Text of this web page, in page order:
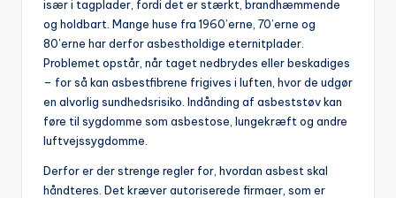
især i tagplader, fordi det er stærkt, brandhæmmende
og holdbart. Mange huse fra 1960’erne, 70’erne og
80’erne har derfor asbestholdige eternitplader.
Problemet opstår, når taget nedbrydes eller beskadiges
– for så kan asbestfibrene frigives i luften, hvor de udgør
en alvorlig sundhedsrisiko. Indånding af asbeststøv kan
føre til sygdomme som asbestose, lungekræft og andre
luftvejssygdomme.
Derfor er der strenge regler for, hvordan asbest skal
håndteres. Det kræver autoriserede firmaer, som er